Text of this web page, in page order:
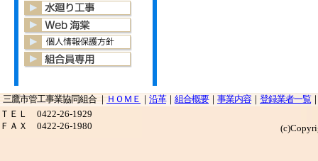
三鷹市管工事業協同組合 ｜ＨＯＭＥ ｜ 沿革｜ 組合概要｜ 事業内容｜ 登録業者一覧
ＴＥＬ 0422-26-1929
ＦＡＸ 0422-26-1980